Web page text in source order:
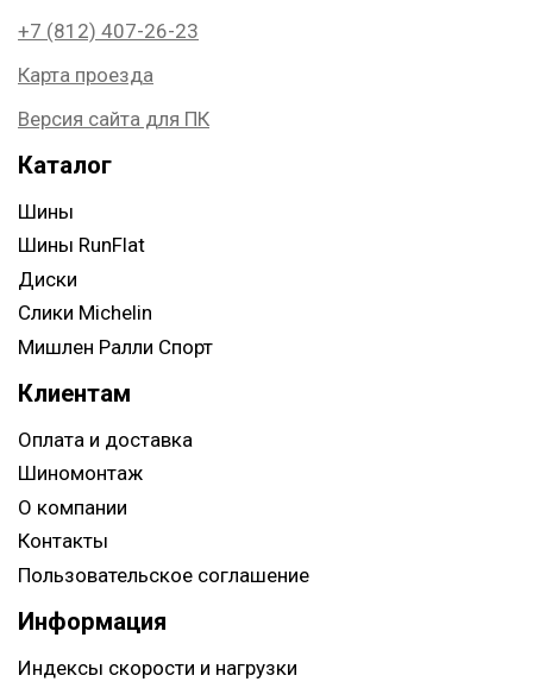
+7 (812) 407-26-23
Карта проезда
Версия сайта для ПК
Каталог
Шины
Шины RunFlat
Диски
Слики Michelin
Мишлен Ралли Спорт
Клиентам
Оплата и доставка
Шиномонтаж
О компании
Контакты
Пользовательское соглашение
Информация
Индексы скорости и нагрузки